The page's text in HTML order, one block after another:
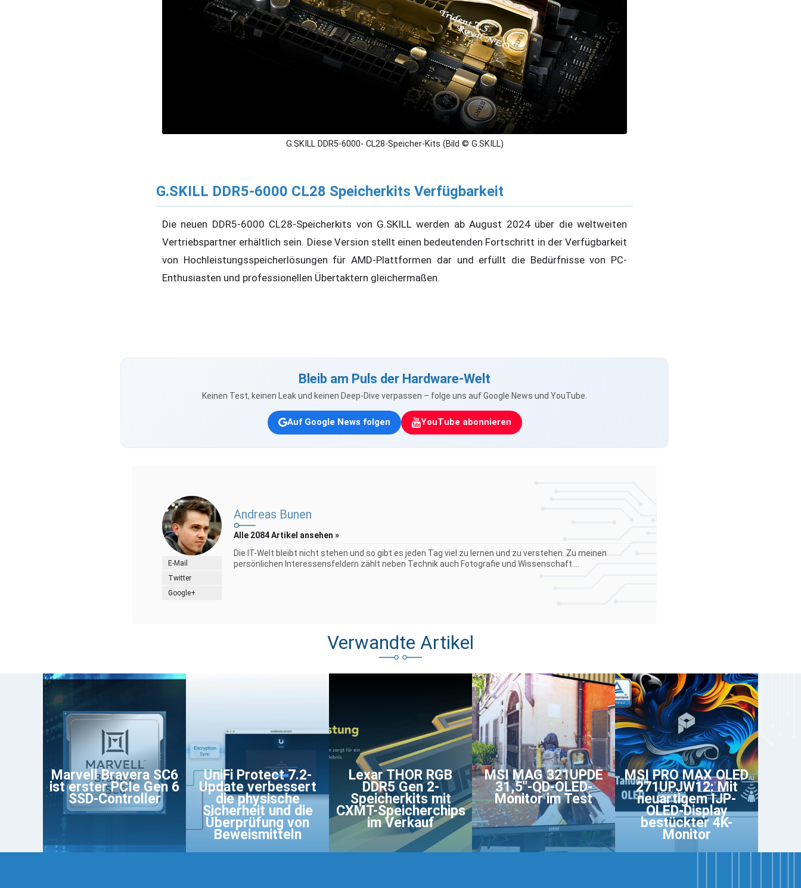
G.SKILL DDR5-6000- CL28-Speicher-Kits (Bild © G.SKILL)
G.SKILL DDR5-6000 CL28 Speicherkits Verfügbarkeit
Die neuen DDR5-6000 CL28-Speicherkits von G.SKILL werden ab August 2024 über die weltweiten
Vertriebspartner erhältlich sein. Diese Version stellt einen bedeutenden Fortschritt in der Verfügbarkeit
von Hochleistungsspeicherlösungen für AMD-Plattformen dar und erfüllt die Bedürfnisse von PC-
Enthusiasten und professionellen Übertaktern gleichermaßen.
Bleib am Puls der Hardware-Welt
Keinen Test, keinen Leak und keinen Deep-Dive verpassen – folge uns auf Google News und YouTube.
Auf Google News folgen YouTube abonnieren
E-Mail
Twitter
Google+
Andreas Bunen
Alle 2084 Artikel ansehen »
Die IT-Welt bleibt nicht stehen und so gibt es jeden Tag viel zu lernen und zu verstehen. Zu meinen
persönlichen Interessensfeldern zählt neben Technik auch Fotografie und Wissenschaft....
Verwandte Artikel
Marvell Bravera SC6
ist erster PCIe Gen 6
SSD-Controller
UniFi Protect 7.2-
Update verbessert
die physische
Sicherheit und die
Überprüfung von
Beweismitteln
Lexar THOR RGB
DDR5 Gen 2-
Speicherkits mit
CXMT-Speicherchips
im Verkauf
MSI MAG 321UPDE
31,5"-QD-OLED-
Monitor im Test
MSI PRO MAX OLED
271UPJW12: Mit
neuartigem IJP-
OLED-Display
bestückter 4K-
Monitor